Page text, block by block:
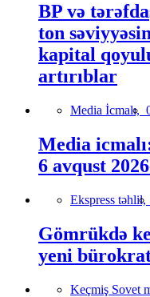
BP və
ton
kapital
artırıblar
Media İcmalı,
Media
6 avqust
Ekspress təhlil,
Gömrükdə
yeni
Keçmiş Sovet